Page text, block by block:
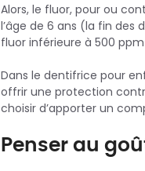
Alors, le fluor, pour ou
l’âge de 6 ans (la fin des
fluor inférieure à 500
Dans le dentifrice pour
offrir une protection
choisir d’apporter un
Penser au